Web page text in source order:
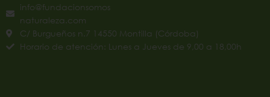
info@fundacionsomos
naturaleza.com
C/ Burgueños n.7 14550 Montilla (Córdoba)
Horario de atención: Lunes a Jueves de 9,00 a 18,00h